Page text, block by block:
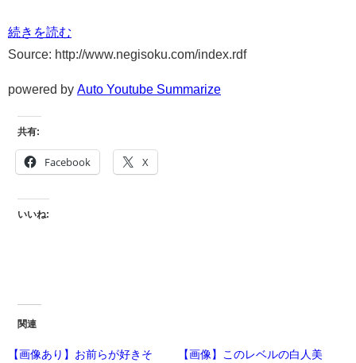
続きを読む
Source: http://www.negisoku.com/index.rdf
powered by Auto Youtube Summarize
共有:
Facebook X
いいね:
関連
【画像あり】お前らが好きそ
【画像】このレベルの白人美